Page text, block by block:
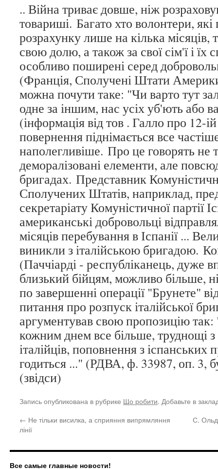
.. Війна триває довше, ніж
товариші. Багато хто волонтери,
розрахунку лише на кілька місяців,
свою долю, а також за свої сім'ї і їх
особливо поширені серед
(Франція, Сполучені Штати
можна почути таке: "Чи варто тут
одне за іншим, нас усіх уб'ють або
(інформація від тов . Галло про 12-
повернення піднімається все
наполегливіше. Про це говорять не
деморалізовані елементи, але
бригадах. Представник
Сполучених Штатів, наприклад,
секретаріату Комуністичної партії
американські добровольці
місяців перебування в Іспанії ...
виникли з італійською бригадою.
(Паччіарді - республіканець, дуже
близький бійцям, можливо більше,
по завершенні операції "Брунете"
питання про розпуск італійської
аргументував свою пропозицію так:
кожним днем все більше, труднощі
італійців, поповнення з іспанських
годиться ..." (РДВА, ф. 33987, оп. 3,
(звідси)
Запись опубликована в рубрике Що робити. Добавьте в
← Не тільки висилка, а сприяння випрямляння
лінії
С.
Все самые главные новости!